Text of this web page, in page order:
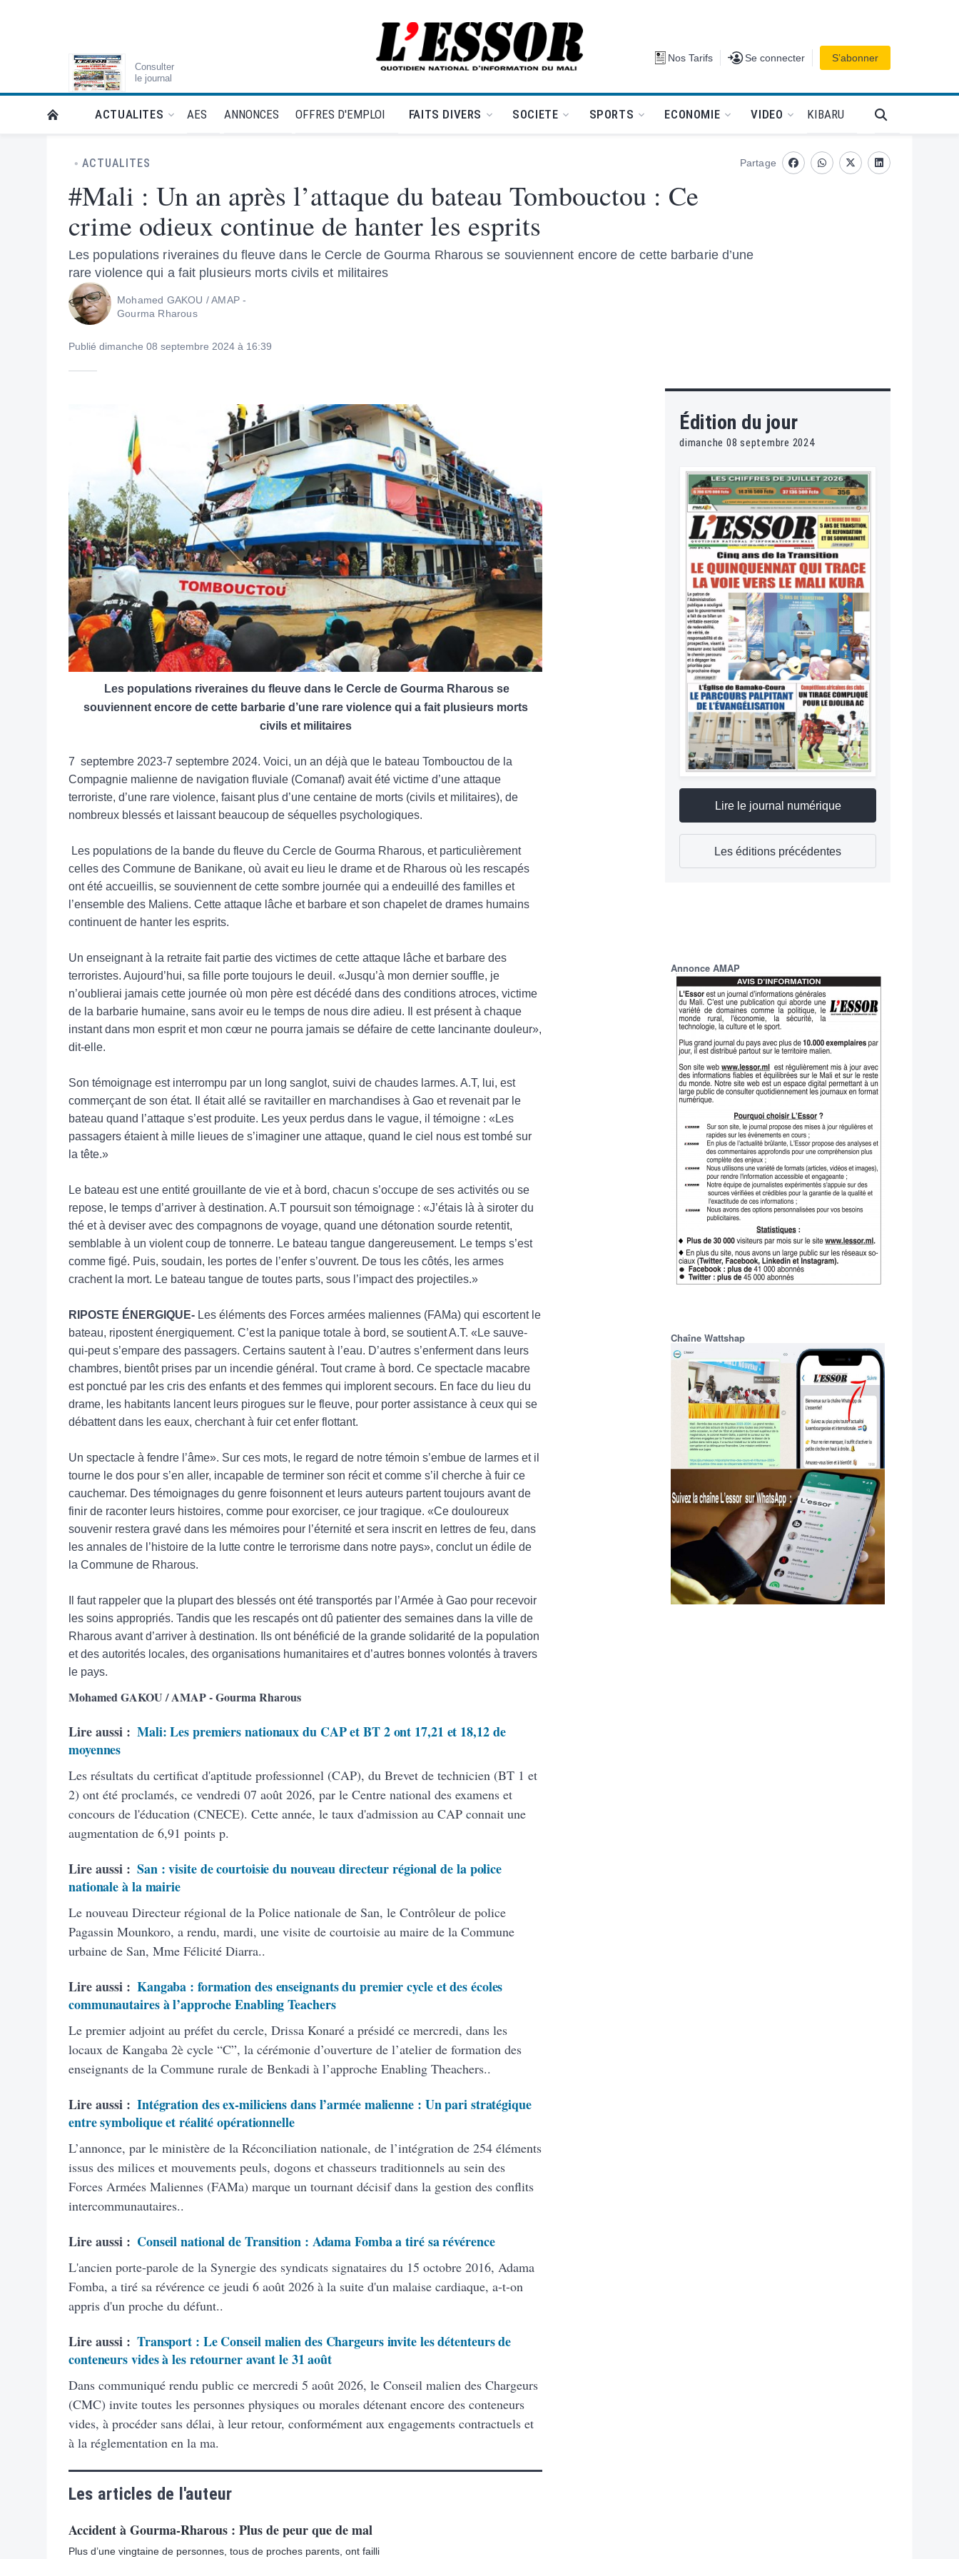
Consulter
le journal
L'Essor - retour à la une Nos Tarifs Se connecter
Se connecter S’abonner
RETOUR À LA PAGE D’ACCUEIL DE L'ESSOR
ACTUALITES AES ANNONCES OFFRES D'EMPLOI FAITS DIVERS SOCIETE SPORTS ECONOMIE VIDEO KIBARU
ACTUALITES
#Mali : Un an après l’attaque du bateau Tombouctou : Ce
crime odieux continue de hanter les esprits
Les populations riveraines du fleuve dans le Cercle de Gourma Rharous se souviennent encore de cette barbarie d’une
rare violence qui a fait plusieurs morts civils et militaires
Mohamed GAKOU / AMAP -
Gourma Rharous
Publié dimanche 08 septembre 2024 à 16:39
Partage
FacebookwhatsappTwitterLinkedin
Les populations riveraines du fleuve dans le Cercle de Gourma Rharous se
souviennent encore de cette barbarie d’une rare violence qui a fait plusieurs morts
civils et militaires
7 septembre 2023-7 septembre 2024. Voici, un an déjà que le bateau Tombouctou de la
Compagnie malienne de navigation fluviale (Comanaf) avait été victime d’une attaque
terroriste, d’une rare violence, faisant plus d’une centaine de morts (civils et militaires), de
nombreux blessés et laissant beaucoup de séquelles psychologiques.
Les populations de la bande du fleuve du Cercle de Gourma Rharous, et particulièrement
celles des Commune de Banikane, où avait eu lieu le drame et de Rharous où les rescapés
ont été accueillis, se souviennent de cette sombre journée qui a endeuillé des familles et
l’ensemble des Maliens. Cette attaque lâche et barbare et son chapelet de drames humains
continuent de hanter les esprits.
Un enseignant à la retraite fait partie des victimes de cette attaque lâche et barbare des
terroristes. Aujourd’hui, sa fille porte toujours le deuil. «Jusqu’à mon dernier souffle, je
n’oublierai jamais cette journée où mon père est décédé dans des conditions atroces, victime
de la barbarie humaine, sans avoir eu le temps de nous dire adieu. Il est présent à chaque
instant dans mon esprit et mon cœur ne pourra jamais se défaire de cette lancinante douleur»,
dit-elle.
Son témoignage est interrompu par un long sanglot, suivi de chaudes larmes. A.T, lui, est
commerçant de son état. Il était allé se ravitailler en marchandises à Gao et revenait par le
bateau quand l’attaque s’est produite. Les yeux perdus dans le vague, il témoigne : «Les
passagers étaient à mille lieues de s’imaginer une attaque, quand le ciel nous est tombé sur
la tête.»
Le bateau est une entité grouillante de vie et à bord, chacun s’occupe de ses activités ou se
repose, le temps d’arriver à destination. A.T poursuit son témoignage : «J’étais là à siroter du
thé et à deviser avec des compagnons de voyage, quand une détonation sourde retentit,
semblable à un violent coup de tonnerre. Le bateau tangue dangereusement. Le temps s’est
comme figé. Puis, soudain, les portes de l’enfer s’ouvrent. De tous les côtés, les armes
crachent la mort. Le bateau tangue de toutes parts, sous l’impact des projectiles.»
RIPOSTE ÉNERGIQUE- Les éléments des Forces armées maliennes (FAMa) qui escortent le
bateau, ripostent énergiquement. C’est la panique totale à bord, se soutient A.T. «Le sauve-
qui-peut s’empare des passagers. Certains sautent à l’eau. D’autres s’enferment dans leurs
chambres, bientôt prises par un incendie général. Tout crame à bord. Ce spectacle macabre
est ponctué par les cris des enfants et des femmes qui implorent secours. En face du lieu du
drame, les habitants lancent leurs pirogues sur le fleuve, pour porter assistance à ceux qui se
débattent dans les eaux, cherchant à fuir cet enfer flottant.
Un spectacle à fendre l’âme». Sur ces mots, le regard de notre témoin s’embue de larmes et il
tourne le dos pour s’en aller, incapable de terminer son récit et comme s’il cherche à fuir ce
cauchemar. Des témoignages du genre foisonnent et leurs auteurs partent toujours avant de
finir de raconter leurs histoires, comme pour exorciser, ce jour tragique. «Ce douloureux
souvenir restera gravé dans les mémoires pour l’éternité et sera inscrit en lettres de feu, dans
les annales de l’histoire de la lutte contre le terrorisme dans notre pays», conclut un édile de
la Commune de Rharous.
Il faut rappeler que la plupart des blessés ont été transportés par l’Armée à Gao pour recevoir
les soins appropriés. Tandis que les rescapés ont dû patienter des semaines dans la ville de
Rharous avant d’arriver à destination. Ils ont bénéficié de la grande solidarité de la population
et des autorités locales, des organisations humanitaires et d’autres bonnes volontés à travers
le pays.
Mohamed GAKOU / AMAP - Gourma Rharous
Lire aussi : Mali: Les premiers nationaux du CAP et BT 2 ont 17,21 et 18,12 de
moyennes
Les résultats du certificat d'aptitude professionnel (CAP), du Brevet de technicien (BT 1 et
2) ont été proclamés, ce vendredi 07 août 2026, par le Centre national des examens et
concours de l'éducation (CNECE). Cette année, le taux d'admission au CAP connait une
augmentation de 6,91 points p.
Lire aussi : San : visite de courtoisie du nouveau directeur régional de la police
nationale à la mairie
Le nouveau Directeur régional de la Police nationale de San, le Contrôleur de police
Pagassin Mounkoro, a rendu, mardi, une visite de courtoisie au maire de la Commune
urbaine de San, Mme Félicité Diarra..
Lire aussi : Kangaba : formation des enseignants du premier cycle et des écoles
communautaires à l’approche Enabling Teachers
Le premier adjoint au préfet du cercle, Drissa Konaré a présidé ce mercredi, dans les
locaux de Kangaba 2è cycle “C”, la cérémonie d’ouverture de l’atelier de formation des
enseignants de la Commune rurale de Benkadi à l’approche Enabling Theachers..
Lire aussi : Intégration des ex-miliciens dans l’armée malienne : Un pari stratégique
entre symbolique et réalité opérationnelle
L’annonce, par le ministère de la Réconciliation nationale, de l’intégration de 254 éléments
issus des milices et mouvements peuls, dogons et chasseurs traditionnels au sein des
Forces Armées Maliennes (FAMa) marque un tournant décisif dans la gestion des conflits
intercommunautaires..
Lire aussi : Conseil national de Transition : Adama Fomba a tiré sa révérence
L'ancien porte-parole de la Synergie des syndicats signataires du 15 octobre 2016, Adama
Fomba, a tiré sa révérence ce jeudi 6 août 2026 à la suite d'un malaise cardiaque, a-t-on
appris d'un proche du défunt..
Lire aussi : Transport : Le Conseil malien des Chargeurs invite les détenteurs de
conteneurs vides à les retourner avant le 31 août
Dans communiqué rendu public ce mercredi 5 août 2026, le Conseil malien des Chargeurs
(CMC) invite toutes les personnes physiques ou morales détenant encore des conteneurs
vides, à procéder sans délai, à leur retour, conformément aux engagements contractuels et
à la réglementation en la ma.
Les articles de l'auteur
Accident à Gourma-Rharous : Plus de peur que de mal
Plus d’une vingtaine de personnes, tous de proches parents, ont failli
Édition du jour
dimanche 08 septembre 2024
Lire le journal numérique
Les éditions précédentes
Annonce AMAP
Chaîne Wattshap